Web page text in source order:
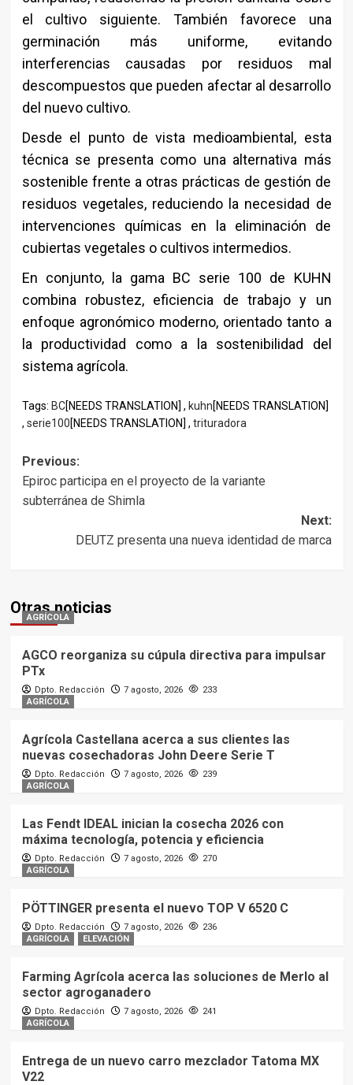
el cultivo siguiente. También favorece una
germinación más uniforme, evitando
interferencias causadas por residuos mal
descompuestos que pueden afectar al desarrollo
del nuevo cultivo.
Desde el punto de vista medioambiental, esta
técnica se presenta como una alternativa más
sostenible frente a otras prácticas de gestión de
residuos vegetales, reduciendo la necesidad de
intervenciones químicas en la eliminación de
cubiertas vegetales o cultivos intermedios.
En conjunto, la gama BC serie 100 de KUHN
combina robustez, eficiencia de trabajo y un
enfoque agronómico moderno, orientado tanto a
la productividad como a la sostenibilidad del
sistema agrícola.
Tags: BC[NEEDS TRANSLATION] , kuhn[NEEDS TRANSLATION]
, serie100[NEEDS TRANSLATION] , trituradora
Post
navigation
Previous:
Epiroc participa en el proyecto de la variante
subterránea de Shimla
Next:
DEUTZ presenta una nueva identidad de marca
Otras noticias
AGRÍCOLA
AGCO reorganiza su cúpula directiva para impulsar
PTx
Dpto. Redacción 7 agosto, 2026
233
AGRÍCOLA
Agrícola Castellana acerca a sus clientes las
nuevas cosechadoras John Deere Serie T
Dpto. Redacción 7 agosto, 2026
239
AGRÍCOLA
Las Fendt IDEAL inician la cosecha 2026 con
máxima tecnología, potencia y eficiencia
Dpto. Redacción 7 agosto, 2026
270
AGRÍCOLA
PÖTTINGER presenta el nuevo TOP V 6520 C
Dpto. Redacción 7 agosto, 2026
236
AGRÍCOLA
ELEVACIÓN
Farming Agrícola acerca las soluciones de Merlo al
sector agroganadero
Dpto. Redacción 7 agosto, 2026
241
AGRÍCOLA
Entrega de un nuevo carro mezclador Tatoma MX
V22